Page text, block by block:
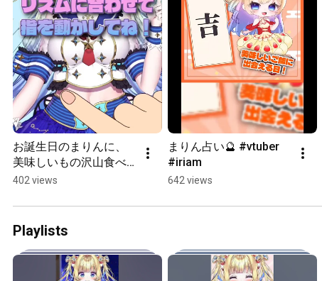
お誕生日のまりんに、
美味しいもの沢山食べ
させてー！！！ #vtuber
402 views
まりん占い🔮 #vtuber
#iriam
642 views
Playlists